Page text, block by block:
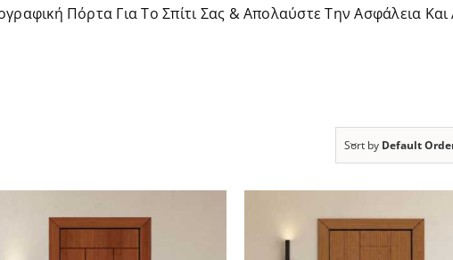
Πόρτα Για Το Σπίτι Σας & Απολαύστε Την Ασφάλεια
Sort by Default